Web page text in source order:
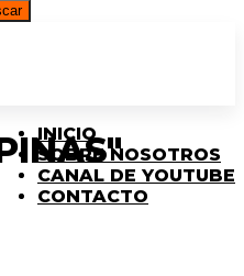
INICIO
SOBRE NOSOTROS
CANAL DE YOUTUBE
CONTACTO